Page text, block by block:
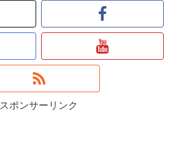
スポンサーリンク